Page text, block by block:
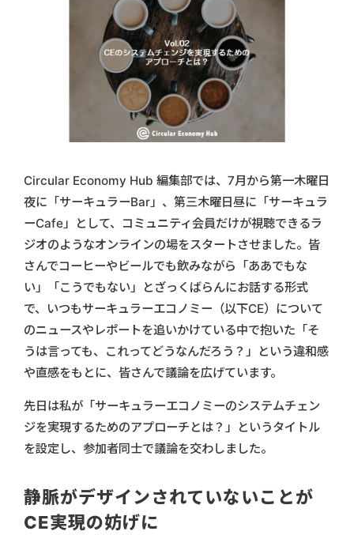
Circular Economy Hub 編集部では、7月から第一木曜日
夜に「サーキュラーBar」、第三木曜日昼に「サーキュラ
ーCafe」として、コミュニティ会員だけが視聴できるラ
ジオのようなオンラインの場をスタートさせました。皆
さんでコーヒーやビールでも飲みながら「ああでもな
い」「こうでもない」とざっくばらんにお話する形式
で、いつもサーキュラーエコノミー（以下CE）について
のニュースやレポートを追いかけている中で抱いた「そ
うは言っても、これってどうなんだろう？」という違和感
や直感をもとに、皆さんで議論を広げています。
先日は私が「サーキュラーエコノミーのシステムチェン
ジを実現するためのアプローチとは？」というタイトル
を設定し、参加者同士で議論を交わしました。
静脈がデザインされていないことが
CE実現の妨げに